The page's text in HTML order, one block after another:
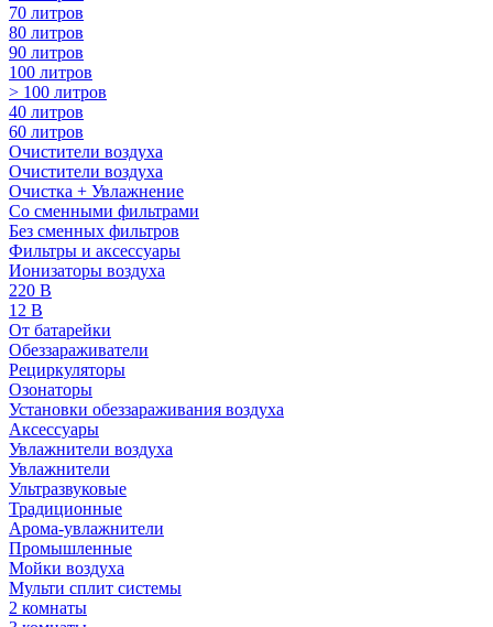
70 литров
80 литров
90 литров
100 литров
> 100 литров
40 литров
60 литров
Очистители воздуха
Очистители воздуха
Очистка + Увлажнение
Cо сменными фильтрами
Без сменных фильтров
Фильтры и аксессуары
Ионизаторы воздуха
220 В
12 В
От батарейки
Обеззараживатели
Рециркуляторы
Озонаторы
Установки обеззараживания воздуха
Аксессуары
Увлажнители воздуха
Увлажнители
Ультразвуковые
Традиционные
Арома-увлажнители
Промышленные
Мойки воздуха
Мульти сплит системы
2 комнаты